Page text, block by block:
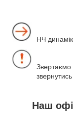
НЧ
Звертаємо
Наш